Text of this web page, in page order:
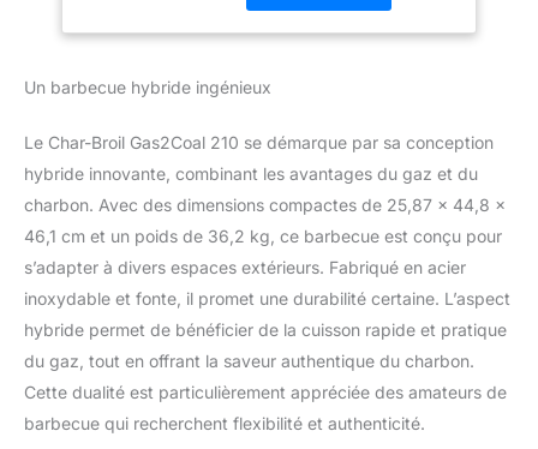
aliments bien cuits et
savoureux. Brûleurs en
Résistants et faits pour
électronique - Allumez
votre barbecue en
appuyant simplement
sur un bouton. Grilles de
cuisson en fonte avec
revêtement en porcelaine
durable - Résistantes à la
nettoyer. Jauge de
température sur le
couvercle - Contrôlez la
température à l'intérieur
Un barbecue hybride ingénieux
Le Char-Broil Gas2Coal 210 se démarque par sa conception
hybride innovante, combinant les avantages du gaz et du
charbon. Avec des dimensions compactes de 25,87 x 44,8 x
46,1 cm et un poids de 36,2 kg, ce barbecue est conçu pour
s’adapter à divers espaces extérieurs. Fabriqué en acier
inoxydable et fonte, il promet une durabilité certaine. L’aspect
hybride permet de bénéficier de la cuisson rapide et pratique
du gaz, tout en offrant la saveur authentique du charbon.
Cette dualité est particulièrement appréciée des amateurs de
barbecue qui recherchent flexibilité et authenticité.